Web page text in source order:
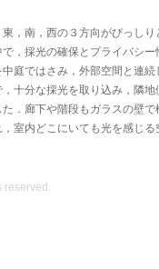
，南，西の３方向がびっしり
，採光の確保とプライバシー
庭ではさみ，外部空間と連続
十分な採光を取り込み，隣地
．廊下や階段もガラスの壁で
室内どこにいても光を感じる
reserved.